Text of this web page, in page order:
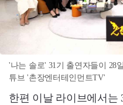
'나는 솔로' 31기 출연자들이 28
튜브 '촌장엔터테인먼트TV'
한편 이날 라이브에서는